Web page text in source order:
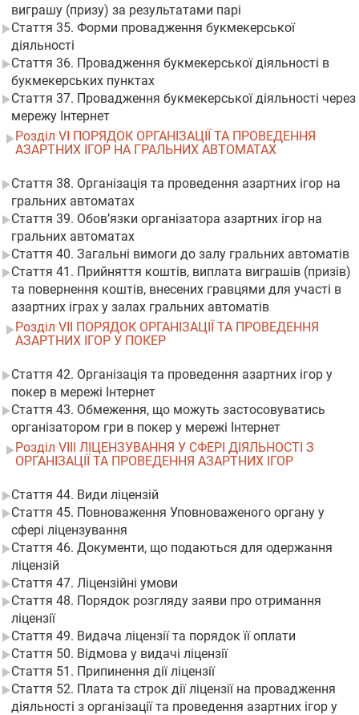
виграшу (призу) за результатами парі
Стаття 35. Форми провадження букмекерської
діяльності
Стаття 36. Провадження букмекерської діяльності в
букмекерських пунктах
Стаття 37. Провадження букмекерської діяльності через
мережу Інтернет
Розділ VI ПОРЯДОК ОРГАНІЗАЦІЇ ТА ПРОВЕДЕННЯ
АЗАРТНИХ ІГОР НА ГРАЛЬНИХ АВТОМАТАХ
Стаття 38. Організація та проведення азартних ігор на
гральних автоматах
Стаття 39. Обов’язки організатора азартних ігор на
гральних автоматах
Стаття 40. Загальні вимоги до залу гральних автоматів
Стаття 41. Прийняття коштів, виплата виграшів (призів)
та повернення коштів, внесених гравцями для участі в
азартних іграх у залах гральних автоматів
Розділ VII ПОРЯДОК ОРГАНІЗАЦІЇ ТА ПРОВЕДЕННЯ
АЗАРТНИХ ІГОР У ПОКЕР
Стаття 42. Організація та проведення азартних ігор у
покер в мережі Інтернет
Стаття 43. Обмеження, що можуть застосовуватись
організатором гри в покер у мережі Інтернет
Розділ VIII ЛІЦЕНЗУВАННЯ У СФЕРІ ДІЯЛЬНОСТІ З
ОРГАНІЗАЦІЇ ТА ПРОВЕДЕННЯ АЗАРТНИХ ІГОР
Стаття 44. Види ліцензій
Стаття 45. Повноваження Уповноваженого органу у
сфері ліцензування
Стаття 46. Документи, що подаються для одержання
ліцензій
Стаття 47. Ліцензійні умови
Стаття 48. Порядок розгляду заяви про отримання
ліцензії
Стаття 49. Видача ліцензії та порядок її оплати
Стаття 50. Відмова у видачі ліцензії
Стаття 51. Припинення дії ліцензії
Стаття 52. Плата та строк дії ліцензії на провадження
діяльності з організації та проведення азартних ігор у